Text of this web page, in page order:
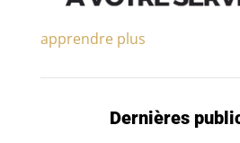
apprendre plus
Dernières